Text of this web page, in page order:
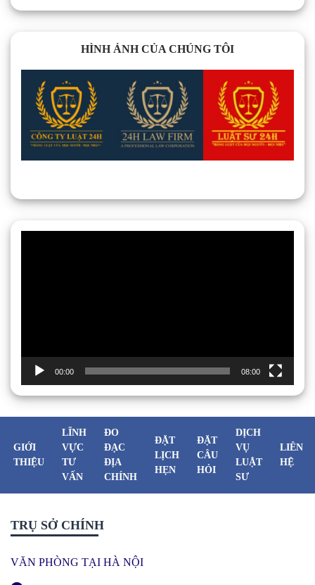
HÌNH ẢNH CỦA CHÚNG TÔI
00:00 08:00
GIỚI
THIỆU
LĨNH
VỰC
TƯ
VẤN
ĐO
ĐẠC
ĐỊA
CHÍNH
ĐẶT
LỊCH
HẸN
ĐẶT
CÂU
HỎI
DỊCH
VỤ
LUẬT
SƯ
LIÊN
HỆ
TRỤ SỞ CHÍNH
VĂN PHÒNG TẠI HÀ NỘI